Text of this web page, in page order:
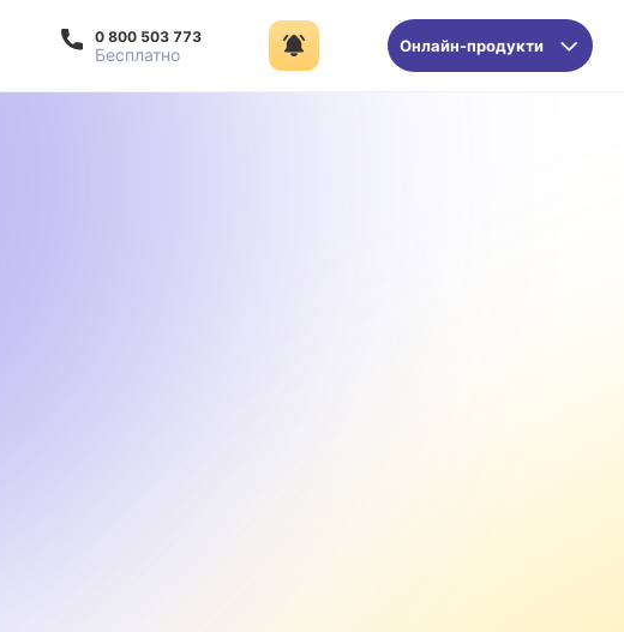
0 800 503 773
Бесплатно Онлайн-продукти